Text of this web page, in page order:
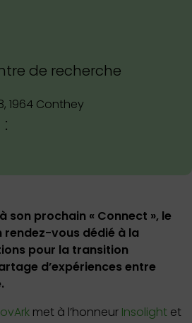
de recherche
1964 Conthey
son prochain « Connect », le
rendez-vous dédié à la
pour la transition
d’expériences entre
met à l’honneur Insolight et